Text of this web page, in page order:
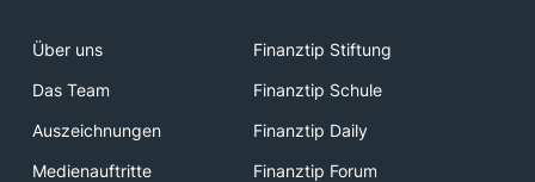
Über uns
Finanztip Stiftung
Das Team
Finanztip Schule
Auszeichnungen
Finanztip Daily
Medienauftritte
Finanztip Forum